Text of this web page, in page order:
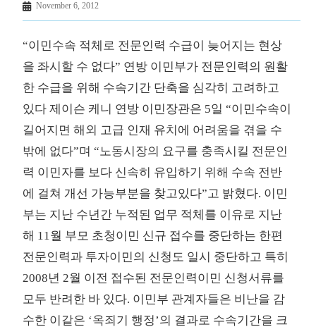
November 6, 2012
“이민수속 적체로 전문인력 수급이 늦어지는 현상
을 좌시할 수 없다” 연방 이민부가 전문인력의 원활
한 수급을 위해 수속기간 단축을 심각히 고려하고
있다 제이슨 케니 연방 이민장관은 5일 “이민수속이
길어지면 해외 고급 인재 유치에 어려움을 겪을 수
밖에 없다”며 “노동시장의 요구를 충족시킬 전문인
력 이민자를 보다 신속히 유입하기 위해 수속 전반
에 걸쳐 개선 가능부분을 찾고있다”고 밝혔다. 이민
부는 지난 수년간 누적된 업무 적체를 이유로 지난
해 11월 부모 초청이민 신규 접수를 중단하는 한편
전문인력과 투자이민의 신청도 일시 중단하고 특히
2008년 2월 이전 접수된 전문인력이민 신청서류를
모두 반려한 바 있다. 이민부 관계자들은 비난을 감
수한 이같은 ‘옥죄기 행정’의 결과로 수속기간을 크